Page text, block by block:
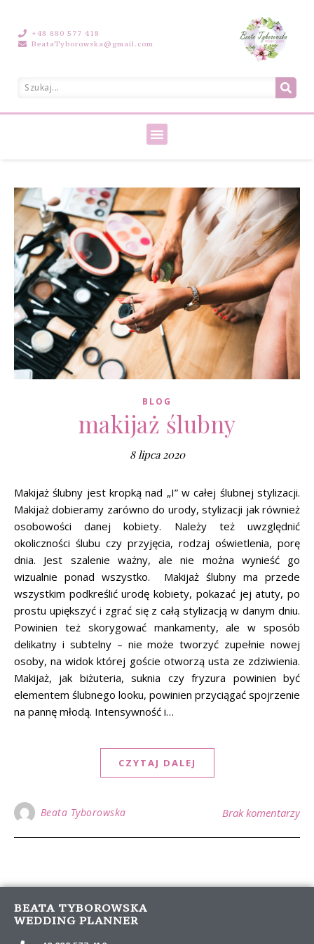
+48 880 577 418
BeataTyborowska@gmail.com
BLOG
makijaż ślubny
8 lipca 2020
Makijaż ślubny jest kropką nad „I” w całej ślubnej stylizacji.
Makijaż dobieramy zarówno do urody, stylizacji jak również
osobowości danej kobiety. Należy też uwzględnić
okoliczności ślubu czy przyjęcia, rodzaj oświetlenia, porę
dnia. Jest szalenie ważny, ale nie można wynieść go
wizualnie ponad wszystko. Makijaż ślubny ma przede
wszystkim podkreślić urodę kobiety, pokazać jej atuty, po
prostu upiększyć i zgrać się z całą stylizacją w danym dniu.
Powinien też skorygować mankamenty, ale w sposób
delikatny i subtelny – nie może tworzyć zupełnie nowej
osoby, na widok której goście otworzą usta ze zdziwienia.
Makijaż, jak biżuteria, suknia czy fryzura powinien być
elementem ślubnego looku, powinien przyciągać spojrzenie
na pannę młodą. Intensywność i…
CZYTAJ DALEJ
Beata Tyborowska Brak komentarzy
BEATA TYBOROWSKA
WEDDING PLANNER